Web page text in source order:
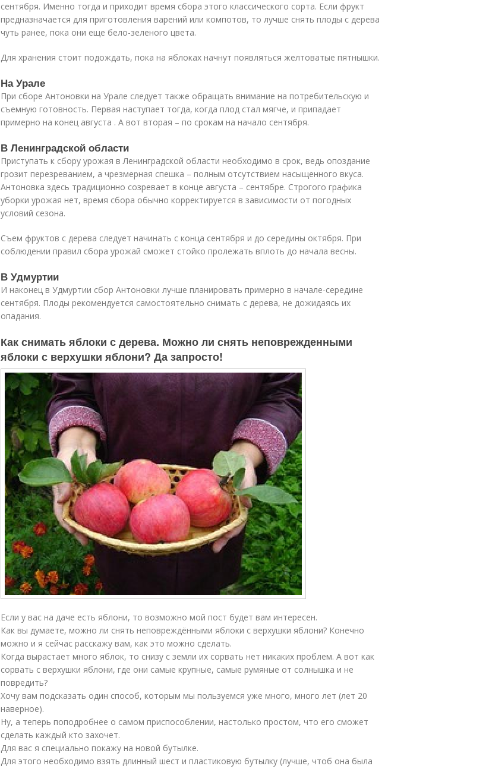
сентября. Именно тогда и приходит время сбора этого классического сорта. Если фрукт
предназначается для приготовления варений или компотов, то лучше снять плоды с дерева
чуть ранее, пока они еще бело-зеленого цвета.
Для хранения стоит подождать, пока на яблоках начнут появляться желтоватые пятнышки.
На Урале
При сборе Антоновки на Урале следует также обращать внимание на потребительскую и
съемную готовность. Первая наступает тогда, когда плод стал мягче, и припадает
примерно на конец августа . А вот вторая – по срокам на начало сентября.
В Ленинградской области
Приступать к сбору урожая в Ленинградской области необходимо в срок, ведь опоздание
грозит перезреванием, а чрезмерная спешка – полным отсутствием насыщенного вкуса.
Антоновка здесь традиционно созревает в конце августа – сентябре. Cтрогого графика
уборки урожая нет, время сбора обычно корректируется в зависимости от погодных
условий сезона.
Съем фруктов с дерева следует начинать с конца сентября и до середины октября. При
соблюдении правил сбора урожай сможет стойко пролежать вплоть до начала весны.
В Удмуртии
И наконец в Удмуртии сбор Антоновки лучше планировать примерно в начале-середине
сентября. Плоды рекомендуется самостоятельно снимать с дерева, не дожидаясь их
опадания.
Как снимать яблоки с дерева. Можно ли снять неповрежденными
яблоки с верхушки яблони? Да запросто!
Если у вас на даче есть яблони, то возможно мой пост будет вам интересен.
Как вы думаете, можно ли снять неповреждёнными яблоки с верхушки яблони? Конечно
можно и я сейчас расскажу вам, как это можно сделать.
Когда вырастает много яблок, то снизу с земли их сорвать нет никаких проблем. А вот как
сорвать с верхушки яблони, где они самые крупные, самые румяные от солнышка и не
повредить?
Хочу вам подсказать один способ, которым мы пользуемся уже много, много лет (лет 20
наверное).
Ну, а теперь поподробнее о самом приспособлении, настолько простом, что его сможет
сделать каждый кто захочет.
Для вас я специально покажу на новой бутылке.
Для этого необходимо взять длинный шест и пластиковую бутылку (лучше, чтоб она была